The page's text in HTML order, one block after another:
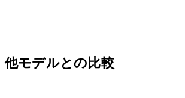
他モデルとの比較